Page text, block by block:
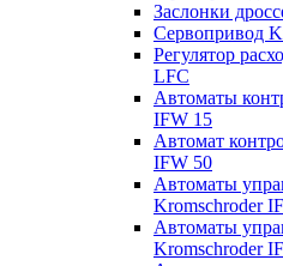
Заслонки
Cервопривод
Регулятор
LFC
Автоматы
IFW 15
Автомат
IFW 50
Автоматы
Kromschroder
Автоматы
Kromschroder